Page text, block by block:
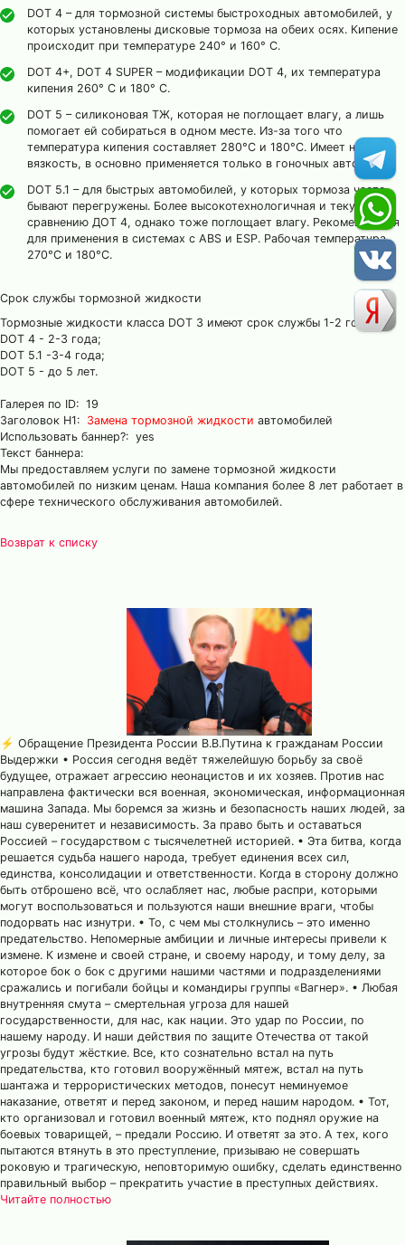
DOT 4 – для тормозной системы быстроходных автомобилей, у
которых установлены дисковые тормоза на обеих осях. Кипение
происходит при температуре 240° и 160° С.
DOT 4+, DOT 4 SUPER – модификации DOT 4, их температура
кипения 260° С и 180° С.
DOT 5 – силиконовая ТЖ, которая не поглощает влагу, а лишь
помогает ей собираться в одном месте. Из-за того что
температура кипения составляет 280°С и 180°С. Имеет низкую
вязкость, в основно применяется только в гоночных авто.
DOT 5.1 – для быстрых автомобилей, у которых тормоза часто
бывают перегружены. Более высокотехнологичная и текучая по
сравнению ДОТ 4, однако тоже поглощает влагу. Рекомендуется
для применения в системах с ABS и ESP. Рабочая температура
270°С и 180°С.
Срок службы тормозной жидкости
Тормозные жидкости класса DOT 3 имеют срок службы 1-2 года;
DOT 4 - 2-3 года;
DOT 5.1 -3-4 года;
DOT 5 - до 5 лет.
Галерея по ID: 19
Заголовок H1: Замена тормозной жидкости автомобилей
Использовать баннер?: yes
Текст баннера:
Мы предоставляем услуги по замене тормозной жидкости
автомобилей по низким ценам. Наша компания более 8 лет работает в
сфере технического обслуживания автомобилей.
Возврат к списку
⚡️ Обращение Президента России В.В.Путина к гражданам России
Выдержки • Россия сегодня ведёт тяжелейшую борьбу за своё
будущее, отражает агрессию неонацистов и их хозяев. Против нас
направлена фактически вся военная, экономическая, информационная
машина Запада. Мы боремся за жизнь и безопасность наших людей, за
наш суверенитет и независимость. За право быть и оставаться
Россией – государством с тысячелетней историей. • Эта битва, когда
решается судьба нашего народа, требует единения всех сил,
единства, консолидации и ответственности. Когда в сторону должно
быть отброшено всё, что ослабляет нас, любые распри, которыми
могут воспользоваться и пользуются наши внешние враги, чтобы
подорвать нас изнутри. • То, с чем мы столкнулись – это именно
предательство. Непомерные амбиции и личные интересы привели к
измене. К измене и своей стране, и своему народу, и тому делу, за
которое бок о бок с другими нашими частями и подразделениями
сражались и погибали бойцы и командиры группы «Вагнер». • Любая
внутренняя смута – смертельная угроза для нашей
государственности, для нас, как нации. Это удар по России, по
нашему народу. И наши действия по защите Отечества от такой
угрозы будут жёсткие. Все, кто сознательно встал на путь
предательства, кто готовил вооружённый мятеж, встал на путь
шантажа и террористических методов, понесут неминуемое
наказание, ответят и перед законом, и перед нашим народом. • Тот,
кто организовал и готовил военный мятеж, кто поднял оружие на
боевых товарищей, – предали Россию. И ответят за это. А тех, кого
пытаются втянуть в это преступление, призываю не совершать
роковую и трагическую, неповторимую ошибку, сделать единственно
правильный выбор – прекратить участие в преступных действиях.
Читайте полностью